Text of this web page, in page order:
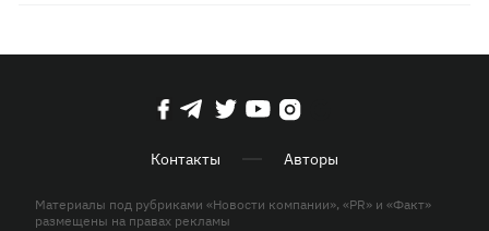
Контакты Авторы
Материалы под рубриками «Новости компании», «PR» и «Факт»
размещены на правах рекламы